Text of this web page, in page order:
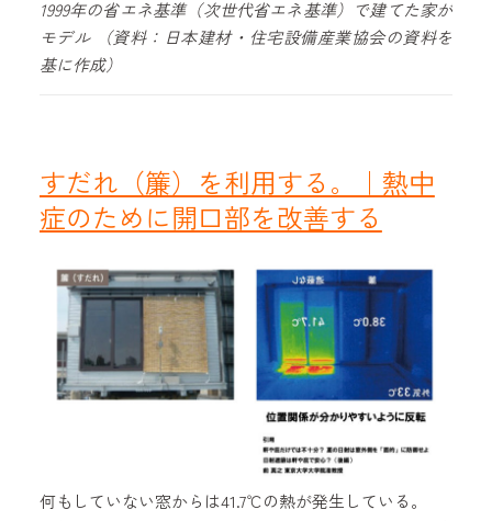
1999年の省エネ基準（次世代省エネ基準）で建てた家が
モデル （資料：日本建材・住宅設備産業協会の資料を
基に作成）
すだれ（簾）を利用する。｜熱中
症のために開口部を改善する
何もしていない窓からは41.7℃の熱が発生している。